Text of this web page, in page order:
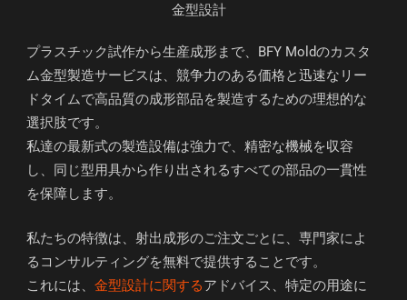
金型設計
プラスチック試作から生産成形まで、BFY Moldのカスタ
ム金型製造サービスは、競争力のある価格と迅速なリー
ドタイムで高品質の成形部品を製造するための理想的な
選択肢です。
私達の最新式の製造設備は強力で、精密な機械を収容
し、同じ型用具から作り出されるすべての部品の一貫性
を保障します。
私たちの特徴は、射出成形のご注文ごとに、専門家によ
るコンサルティングを無料で提供することです。
これには、金型設計に関するアドバイス、特定の用途に